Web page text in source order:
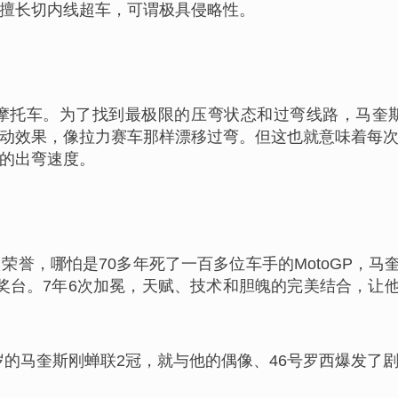
长切内线超车，可谓极具侵略性。
车。为了找到最极限的压弯状态和过弯线路，马
效果，像拉力赛车那样漂移过弯。但这也就意味着每
出弯速度。
誉，哪怕是70多年死了一百多位车手的MotoGP，马
。7年6次加冕，天赋、技术和胆魄的完美结合，让
马奎斯刚蝉联2冠，就与他的偶像、46号罗西爆发了